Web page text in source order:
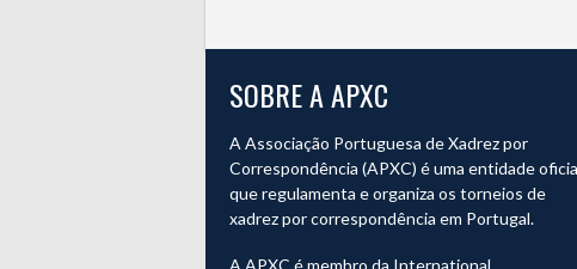
SOBRE A APXC
A Associação Portuguesa de Xadrez por
Correspondência (APXC) é uma entidade
que regulamenta e organiza os torneios de
xadrez por correspondência em Portugal.
A APXC é membro da International